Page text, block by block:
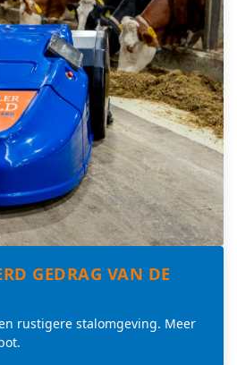
GEDRAG VAN DE
rustigere stalomgeving. Meer